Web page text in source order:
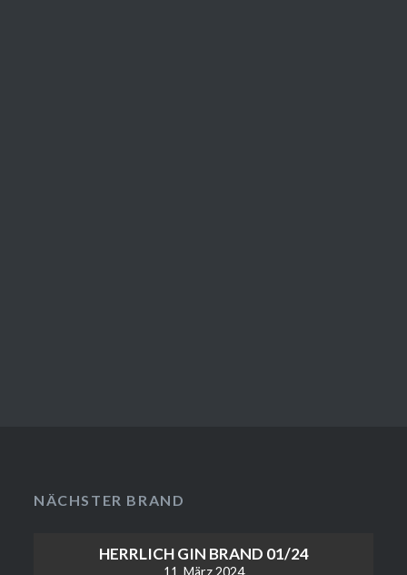
NÄCHSTER BRAND
HERRLICH GIN BRAND 01/24
11. März 2024